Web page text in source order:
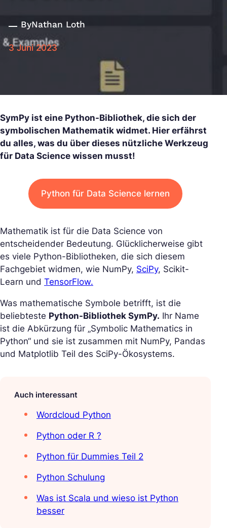
ByNathan Loth
3 Juni 2023
SymPy ist eine Python-Bibliothek, die sich der
symbolischen Mathematik widmet. Hier erfährst
du alles, was du über dieses nützliche Werkzeug
für Data Science wissen musst!
Python für Data Science lernen
Mathematik ist für die Data Science von
entscheidender Bedeutung. Glücklicherweise gibt
es viele Python-Bibliotheken, die sich diesem
Fachgebiet widmen, wie NumPy, SciPy, Scikit-
Learn und TensorFlow.
Was mathematische Symbole betrifft, ist die
beliebteste Python-Bibliothek SymPy. Ihr Name
ist die Abkürzung für „Symbolic Mathematics in
Python“ und sie ist zusammen mit NumPy, Pandas
und Matplotlib Teil des SciPy-Ökosystems.
Auch interessant
Wordcloud Python
Python oder R ?
Python für Dummies Teil 2
Python Schulung
Was ist Scala und wieso ist Python
besser